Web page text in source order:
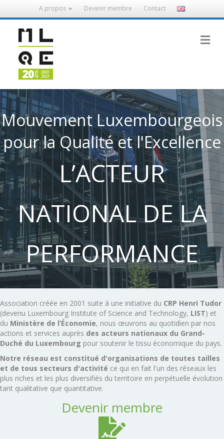
A propos Devenir membre Contact
Mouvement Luxembourgeois
pour la Qualité et l'Excellence
L’ACTEUR
NATIONAL DE LA
PERFORMANCE
Association créée en 2001 suite à une initiative du CRP Henri Tudor
(devenu Luxembourg Institute of Science and Technology, LIST) et
du Ministère de l’Économie, nous œuvrons au quotidien par nos
actions et services auprès des acteurs nationaux du Grand-
Duché du Luxembourg pour soutenir le tissu économique du pays.
Notre réseau est constitué d'organisations de toutes tailles
et de tous secteurs d'activité ce qui en fait l'un des réseaux les
plus riches et les plus diversifiés du territoire en perpétuelle évolution
tant qualitative que quantitative.
Devenir membre